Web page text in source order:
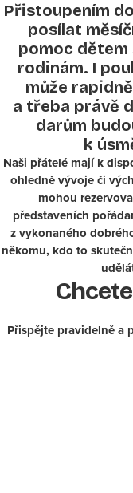
Přistoupením
posílat
pomoc dětem
rodinám. I
může
a třeba právě
darům
k
Naši přátelé mají k
ohledně vývoje či
mohou
představeních
z vykonaného
někomu, kdo to
Přispějte pravidelně a